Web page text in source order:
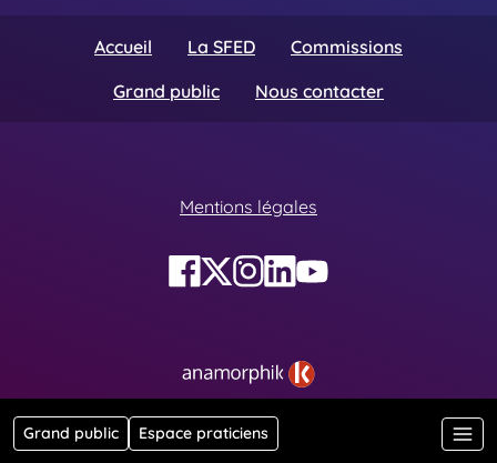
Grand public Espace praticiens
Accueil La SFED
Commissions
Grand public
Nous contacter
Mentions légales